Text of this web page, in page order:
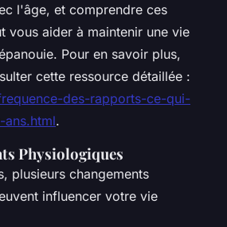
l'âge, et comprendre ces
vous aider à maintenir une vie
Pour en savoir plus,
cette ressource détaillée :
des-rapports-ce-qui-
.
Physiologiques
plusieurs changements
influencer votre vie